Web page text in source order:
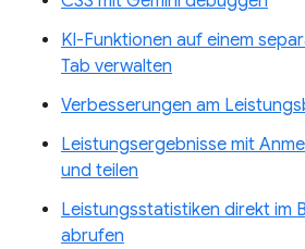
KI-Funktionen auf einem
Tab verwalten
Verbesserungen am
Leistungsergebnisse mit
und teilen
Leistungsstatistiken direkt im
abrufen